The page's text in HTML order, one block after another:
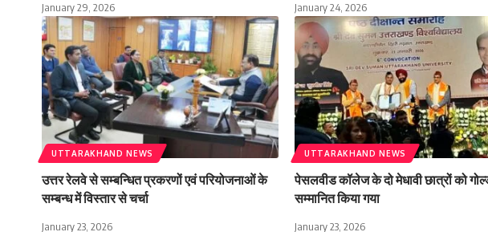
January 29, 2026 January 24, 2026
UTTARAKHAND NEWS
उत्तर रेलवे से सम्बन्धित प्रकरणों एवं परियोजनाओं के
सम्बन्ध में विस्तार से चर्चा
January 23, 2026
UTTARAKHAND NEWS
पेसलवीड कॉलेज के दो मेधावी छात्रों को
सम्मानित किया गया
January 23, 2026